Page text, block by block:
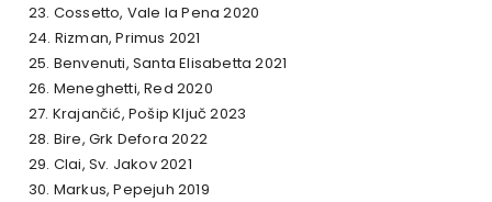
23. Cossetto, Vale la Pena 2020
24. Rizman, Primus 2021
25. Benvenuti, Santa Elisabetta 2021
26. Meneghetti, Red 2020
27. Krajančić, Pošip Ključ 2023
28. Bire, Grk Defora 2022
29. Clai, Sv. Jakov 2021
30. Markus, Pepejuh 2019